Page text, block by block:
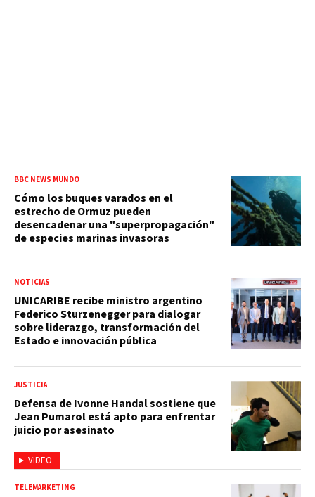
BBC NEWS MUNDO
Cómo los buques varados en el
estrecho de Ormuz pueden
desencadenar una "superpropagación"
de especies marinas invasoras
NOTICIAS
UNICARIBE recibe ministro argentino
Federico Sturzenegger para dialogar
sobre liderazgo, transformación del
Estado e innovación pública
VIDEO
JUSTICIA
Defensa de Ivonne Handal sostiene que
Jean Pumarol está apto para enfrentar
juicio por asesinato
TELEMARKETING